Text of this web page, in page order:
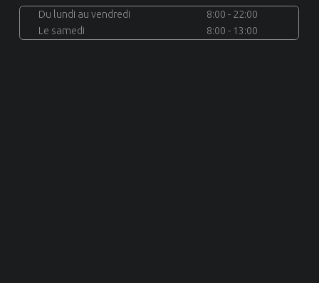
Du lundi au vendredi
8:00 - 22:00
Le samedi
8:00 - 13:00